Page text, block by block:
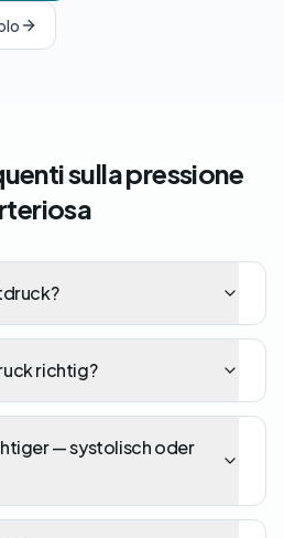
sulla pressione
richtig?
— systolisch oder